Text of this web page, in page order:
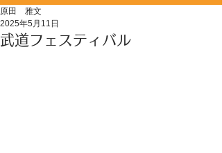
武道フェスティバル
原田 雅文
2025年5月11日